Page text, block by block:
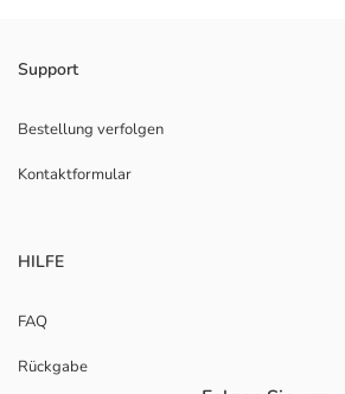
Support
Bestellung verfolgen
Kontaktformular
HILFE
FAQ
Rückgabe